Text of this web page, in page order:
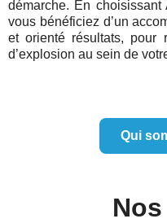
démarche. En
vous bénéficiez d’un
et orienté résultats, pour
d’explosion au sein de
Qui